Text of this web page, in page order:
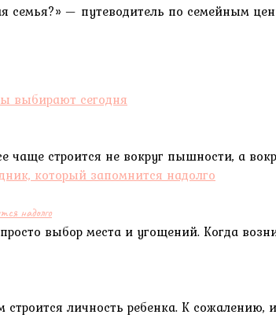
семья?» — путеводитель по семейным
чаще строится не вокруг пышности, а
надолго
выбор места и угощений. Когда
личность ребенка. К сожалению,